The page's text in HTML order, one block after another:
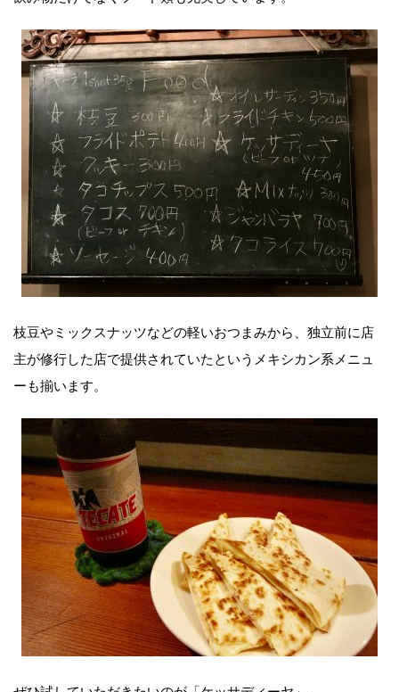
枝豆やミックスナッツなどの軽いおつまみから、独立前に店
主が修行した店で提供されていたというメキシカン系メニュ
ーも揃います。